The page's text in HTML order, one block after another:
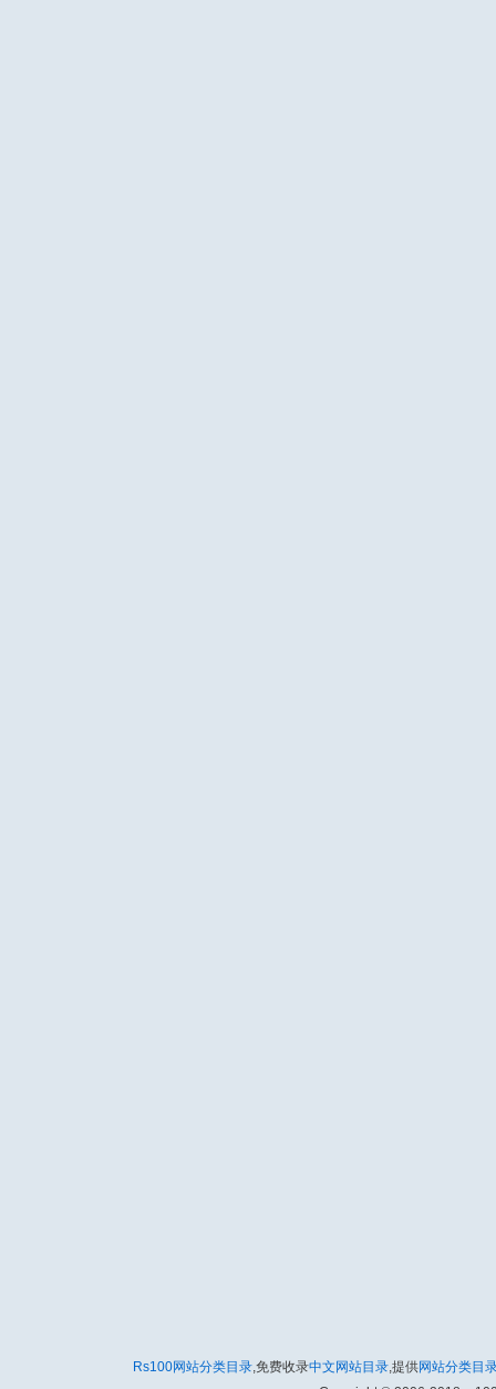
Rs100网站分类目录,免费收录中文网站目录,提供网站分类目